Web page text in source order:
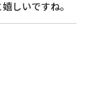
しいですね。